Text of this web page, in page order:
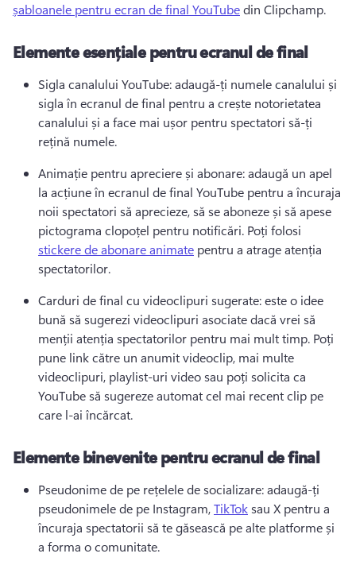
șabloanele pentru ecran de final YouTube din Clipchamp.
Elemente esențiale pentru ecranul de final
Sigla canalului YouTube: adaugă-ți numele canalului și
sigla în ecranul de final pentru a crește notorietatea
canalului și a face mai ușor pentru spectatori să-ți
rețină numele.
Animație pentru apreciere și abonare: adaugă un apel
la acțiune în ecranul de final YouTube pentru a încuraja
noii spectatori să aprecieze, să se aboneze și să apese
pictograma clopoțel pentru notificări. Poți folosi
stickere de abonare animate pentru a atrage atenția
spectatorilor.
Carduri de final cu videoclipuri sugerate: este o idee
bună să sugerezi videoclipuri asociate dacă vrei să
menții atenția spectatorilor pentru mai mult timp. Poți
pune link către un anumit videoclip, mai multe
videoclipuri, playlist-uri video sau poți solicita ca
YouTube să sugereze automat cel mai recent clip pe
care l-ai încărcat.
Elemente binevenite pentru ecranul de final
Pseudonime de pe rețelele de socializare: adaugă-ți
pseudonimele de pe Instagram, TikTok sau X pentru a
încuraja spectatorii să te găsească pe alte platforme și
a forma o comunitate.